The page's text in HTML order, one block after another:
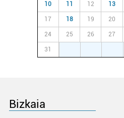
10 11 12 13
17 18 19 20
24 25 26 27
31
Bizkaia